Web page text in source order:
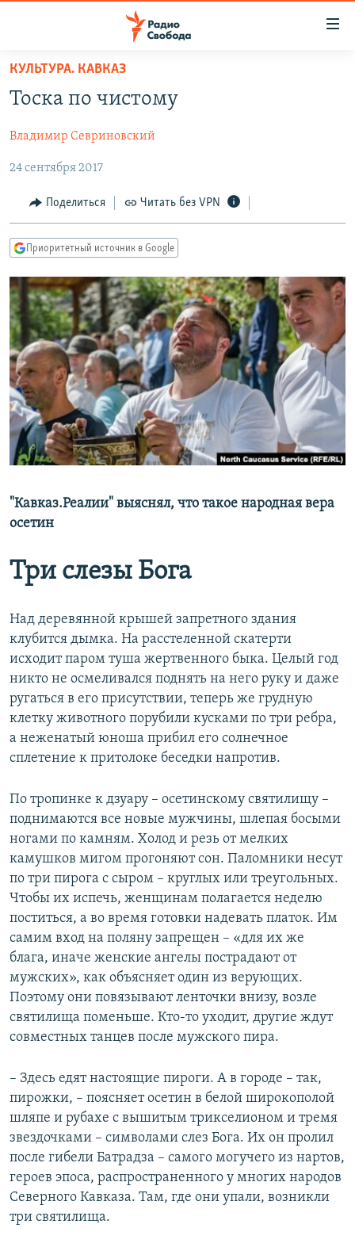
упрощенного
доступа
содержанию
Вернутся
главной
навигации
Вернутся
поиску
АВТОРСКИЕ ПРОЕКТЫ
ЦИТАТЫ СВОБОДЫ
МНЕНИЯ
КУЛЬТУРА
IDEL.РЕАЛИИ
КАВКАЗ.РЕАЛИИ
СЕВЕР.РЕАЛИИ
СИБИРЬ.РЕАЛИИ
РАСПИСАНИЕ ВЕЩАНИЯ
ПОДПИШИТЕСЬ НА РАССЫЛКУ
СОЦИАЛЬНЫЕ СЕТИ
КУЛЬТУРА. КАВКАЗ
Тоска по чистому
Владимир Севриновский
24 сентября 2017
Поделиться Читать без VPN
Приоритетный источник в Google
"Кавказ.Реалии" выяснял, что такое народная вера
осетин
Три слезы Бога
Над деревянной крышей запретного здания
клубится дымка. На расстеленной скатерти
исходит паром туша жертвенного быка. Целый год
никто не осмеливался поднять на него руку и даже
ругаться в его присутствии, теперь же грудную
клетку животного порубили кусками по три ребра,
а неженатый юноша прибил его солнечное
сплетение к притолоке беседки напротив.
По тропинке к дзуару – осетинскому святилищу –
поднимаются все новые мужчины, шлепая босыми
ногами по камням. Холод и резь от мелких
камушков мигом прогоняют сон. Паломники несут
по три пирога с сыром – круглых или треугольных.
Чтобы их испечь, женщинам полагается неделю
поститься, а во время готовки надевать платок. Им
самим вход на поляну запрещен – «для их же
блага, иначе женские ангелы пострадают от
мужских», как объясняет один из верующих.
Поэтому они повязывают ленточки внизу, возле
святилища поменьше. Кто-то уходит, другие ждут
совместных танцев после мужского пира.
– Здесь едят настоящие пироги. А в городе – так,
пирожки, – поясняет осетин в белой широкополой
шляпе и рубахе с вышитым трикселионом и тремя
звездочками – символами слез Бога. Их он пролил
после гибели Батрадза – самого могучего из нартов,
героев эпоса, распространенного у многих народов
Северного Кавказа. Там, где они упали, возникли
три святилища.